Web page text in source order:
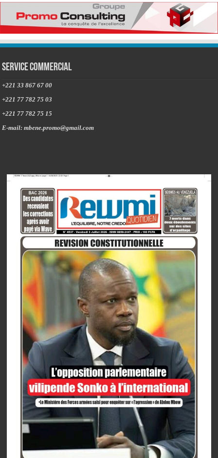
Service commercial
+221 33 867 67 00
+221 77 782 75 03
+221 77 782 75 15
E-mail: mbene.promo@gmail.com